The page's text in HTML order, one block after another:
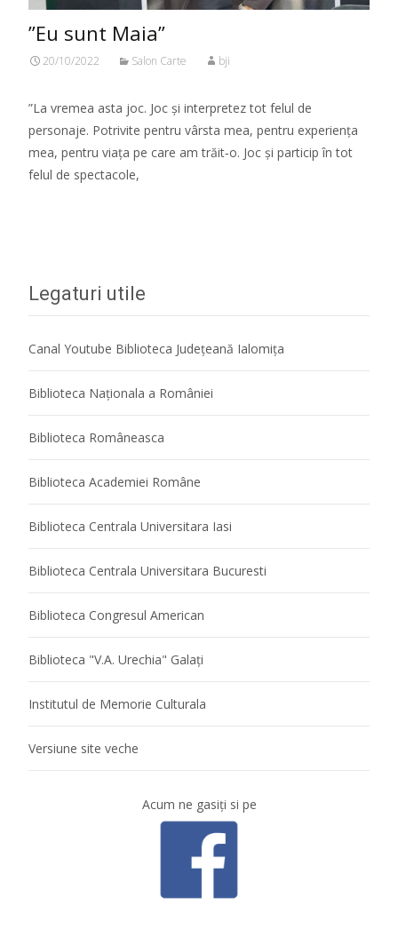
”Eu sunt Maia”
20/10/2022 Salon Carte bji
”La vremea asta joc. Joc şi interpretez tot felul de
personaje. Potrivite pentru vârsta mea, pentru experienţa
mea, pentru viaţa pe care am trăit‑o. Joc şi particip în tot
felul de spectacole,
Legaturi utile
Canal Youtube Biblioteca Județeană Ialomița
Biblioteca Naţionala a României
Biblioteca Româneasca
Biblioteca Academiei Române
Biblioteca Centrala Universitara Iasi
Biblioteca Centrala Universitara Bucuresti
Biblioteca Congresul American
Biblioteca "V.A. Urechia" Galaţi
Institutul de Memorie Culturala
Versiune site veche
Acum ne gasiţi si pe